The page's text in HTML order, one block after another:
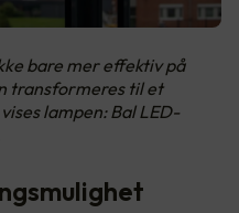
bare mer effektiv på
transformeres til et
lampen: Bal LED-